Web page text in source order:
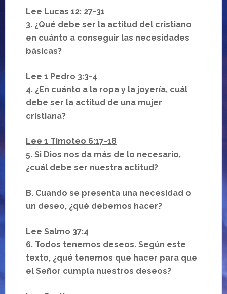
Lee Lucas 12: 27-31
3. ¿Qué debe ser la actitud del cristiano
en cuánto a conseguir las necesidades
básicas?
Lee 1 Pedro 3:3-4
4. ¿En cuánto a la ropa y la joyería, cuál
debe ser la actitud de una mujer
cristiana?
Lee 1 Timoteo 6:17-18
5. Si Dios nos da más de lo necesario,
¿cuál debe ser nuestra actitud?
B. Cuando se presenta una necesidad o
un deseo, ¿qué debemos hacer?
Lee Salmo 37:4
6. Todos tenemos deseos. Según este
texto, ¿qué tenemos que hacer para que
el Señor cumpla nuestros deseos?